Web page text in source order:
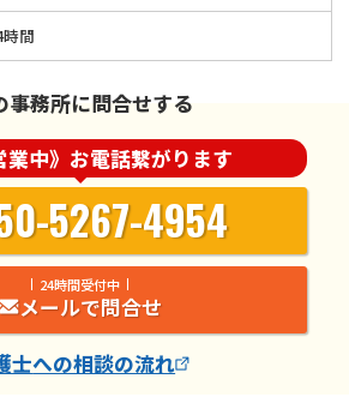
間
事務所に問合せする
業中》お電話繋がります
5267-4954
24時間受付中
メールで問合せ
士への相談の流れ